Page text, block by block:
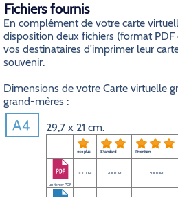
Fichiers fournis
En complément de votre carte
disposition deux fichiers (format PDF
vos destinataires d'imprimer leur
souvenir.
Dimensions de votre Carte virtuelle
grand-mères :
29,7 x 21 cm.
éco plus Standard Premium
un fichier PDF
100 DPI 200 DPI 300 DPI